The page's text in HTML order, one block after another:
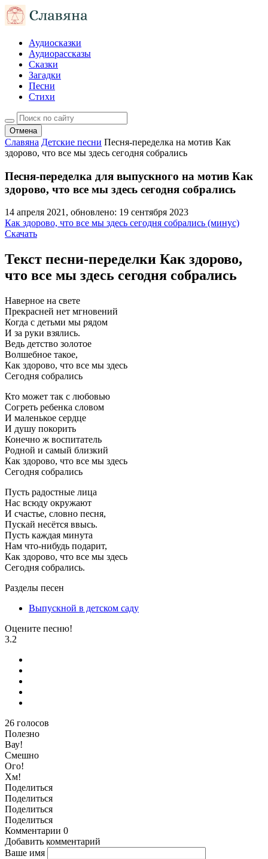
Аудиосказки
Аудиорассказы
Сказки
Загадки
Песни
Стихи
Отмена
Славяна Детские песни Песня-переделка на мотив Как
здорово, что все мы здесь сегодня собрались
Песня-переделка для выпускного на мотив Как
здорово, что все мы здесь сегодня собрались
14 апреля 2021, обновлено: 19 сентября 2023
Как здорово, что все мы здесь сегодня собрались (минус)
Скачать
Текст песни-переделки Как здорово,
что все мы здесь сегодня собрались
Наверное на свете
Прекрасней нет мгновений
Когда с детьми мы рядом
И за руки взялись.
Ведь детство золотое
Волшебное такое,
Как здорово, что все мы здесь
Сегодня собрались
Кто может так с любовью
Согреть ребенка словом
И маленькое сердце
И душу покорить
Конечно ж воспитатель
Родной и самый близкий
Как здорово, что все мы здесь
Сегодня собрались
Пусть радостные лица
Нас всюду окружают
И счастье, словно песня,
Пускай несётся ввысь.
Пусть каждая минута
Нам что-нибудь подарит,
Как здорово, что все мы здесь
Сегодня собрались.
Разделы песен
Выпускной в детском саду
Оцените песню!
3.2
26 голосов
Полезно
Вау!
Смешно
Ого!
Хм!
Поделиться
Поделиться
Поделиться
Поделиться
Комментарии 0
Добавить комментарий
Ваше имя